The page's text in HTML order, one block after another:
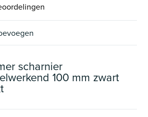
scharnier
100 mm zwart